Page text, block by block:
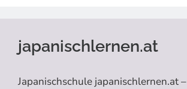
japanischlernen.at
Japanischschule japanischlernen.at –